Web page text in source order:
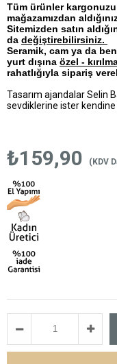
Tüm ürünler
mağazamızdan
Sitemizden satın
da değiştirebilirsiniz.
Seramik, cam ya da
yurt dışına özel -
rahatlığıyla sipariş
Tasarım ajandalar Selin
sevdiklerine ister kendine
₺159,90 (KDV